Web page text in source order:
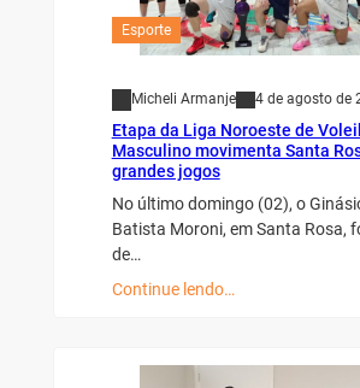
Esporte
Micheli Armanje 4 de agosto de
Etapa da Liga Noroeste de
Masculino movimenta Santa
grandes jogos
No último domingo (02), o
Batista Moroni, em Santa Rosa,
de…
Continue lendo…